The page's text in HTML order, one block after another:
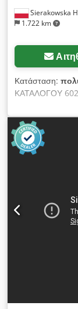
Sierakowska
1.722 km
Κατάσταση:
ΚΑΤΑΛΟΓΟΥ
2,9kW -
τροφοδοσίας
Διαστάσεις (Μ/
μηχανή είναι
διαστάσεων
στροφών
(πάνω/κάτω) –
PLN Καθαρή